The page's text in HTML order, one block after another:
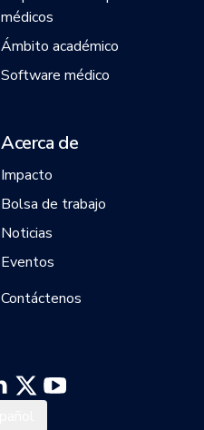
médicos
Ámbito académico
Software médico
Acerca de
Impacto
Bolsa de trabajo
Noticias
Eventos
Contáctenos